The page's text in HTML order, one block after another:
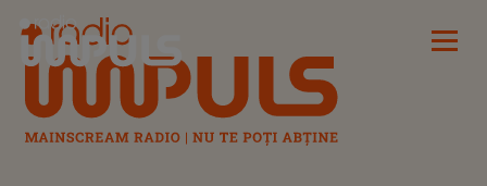
Radio Impuls